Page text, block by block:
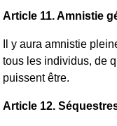
Article 11. Amnistie
Il y aura amnistie
tous les individus, de
puissent être.
Article 12.